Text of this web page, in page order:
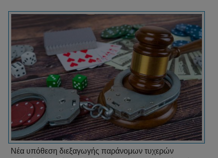
Νέα υπόθεση διεξαγωγής παράνομων τυχερών